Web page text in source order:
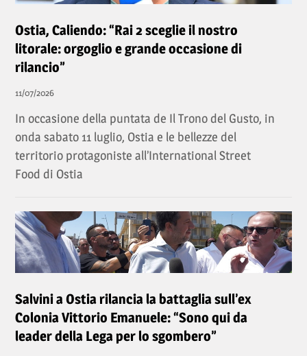
Ostia, Caliendo: “Rai 2 sceglie il nostro
litorale: orgoglio e grande occasione di
rilancio”
11/07/2026
In occasione della puntata de Il Trono del Gusto, in
onda sabato 11 luglio, Ostia e le bellezze del
territorio protagoniste all’International Street
Food di Ostia
Salvini a Ostia rilancia la battaglia sull’ex
Colonia Vittorio Emanuele: “Sono qui da
leader della Lega per lo sgombero”